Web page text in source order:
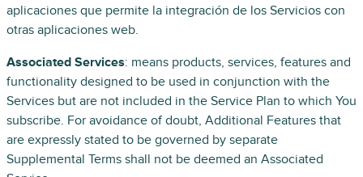
aplicaciones que permite la integración de los Servicios con
otras aplicaciones web.
Associated Services: means products, services, features and
functionality designed to be used in conjunction with the
Services but are not included in the Service Plan to which You
subscribe. For avoidance of doubt, Additional Features that
are expressly stated to be governed by separate
Supplemental Terms shall not be deemed an Associated